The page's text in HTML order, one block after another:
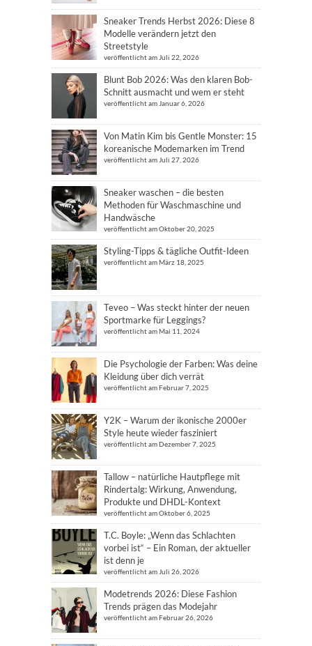
Sneaker Trends Herbst 2026: Diese 8
Modelle verändern jetzt den
Streetstyle
veröffentlicht am Juli 22, 2026
Blunt Bob 2026: Was den klaren Bob-
Schnitt ausmacht und wem er steht
veröffentlicht am Januar 6, 2026
Von Matin Kim bis Gentle Monster: 15
koreanische Modemarken im Trend
veröffentlicht am Juli 27, 2026
Sneaker waschen – die besten
Methoden für Waschmaschine und
Handwäsche
veröffentlicht am Oktober 20, 2025
Styling-Tipps & tägliche Outfit-Ideen
veröffentlicht am März 18, 2025
Teveo – Was steckt hinter der neuen
Sportmarke für Leggings?
veröffentlicht am Mai 11, 2024
Die Psychologie der Farben: Was deine
Kleidung über dich verrät
veröffentlicht am Februar 7, 2025
Y2K – Warum der ikonische 2000er
Style heute wieder fasziniert
veröffentlicht am Dezember 7, 2025
Tallow – natürliche Hautpflege mit
Rindertalg: Wirkung, Anwendung,
Produkte und DHDL-Kontext
veröffentlicht am Oktober 6, 2025
T.C. Boyle: „Wenn das Schlachten
vorbei ist“ – Ein Roman, der aktueller
ist denn je
veröffentlicht am Juli 26, 2026
Modetrends 2026: Diese Fashion
Trends prägen das Modejahr
veröffentlicht am Februar 26, 2026